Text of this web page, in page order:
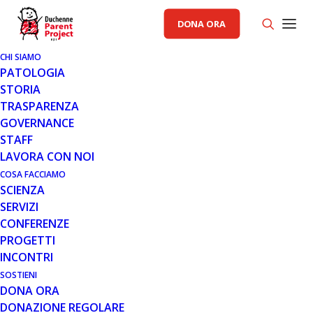
DONA ORA
CHI SIAMO
PATOLOGIA
STORIA
TRASPARENZA
GOVERNANCE
STAFF
LAVORA CON NOI
COSA FACCIAMO
SCIENZA
SERVIZI
CONFERENZE
PROGETTI
INCONTRI
SOSTIENI
DONA ORA
DONAZIONE REGOLARE
COMUNICATI STAMPA PP
27 NOV 2007
COMUNICATO 27.11.07
Dal 1 al 7 dicembre, la